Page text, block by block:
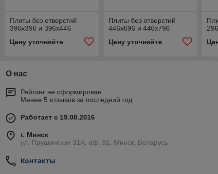
Плиты без отверстий
396x396 и 396x446
Цену уточняйте
Плиты без отверстий
446x696 и 446x796
Цену уточняйте
О нас
Рейтинг не сформирован
Менее 5 отзывов за последний год
Работает с 19.08.2016
г. Минск
ул. Прушинских 31А, оф. 81, Минск, Беларусь
Контакты